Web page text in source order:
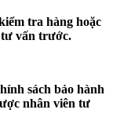
tra hàng hoặc
tư vấn trước.
sách bảo hành
nhân viên tư